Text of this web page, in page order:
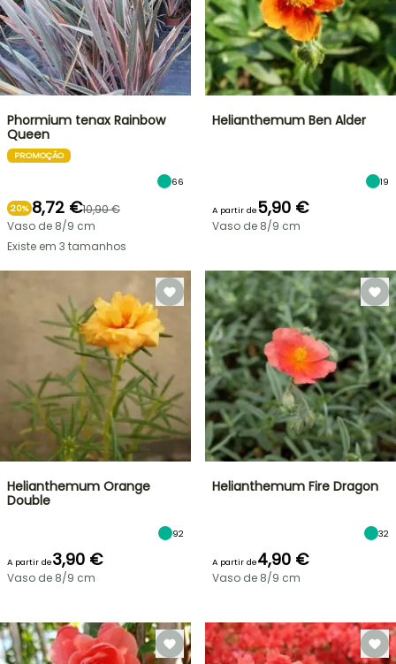
Phormium tenax Rainbow
Queen
PROMOÇÃO
66
20% 8,72 €10,90 €
Vaso de 8/9 cm
Existe em 3 tamanhos
Helianthemum Ben Alder
19
A partir de5,90 €
Vaso de 8/9 cm
Helianthemum Orange
Double
92
A partir de3,90 €
Vaso de 8/9 cm
Helianthemum Fire Dragon
32
A partir de4,90 €
Vaso de 8/9 cm